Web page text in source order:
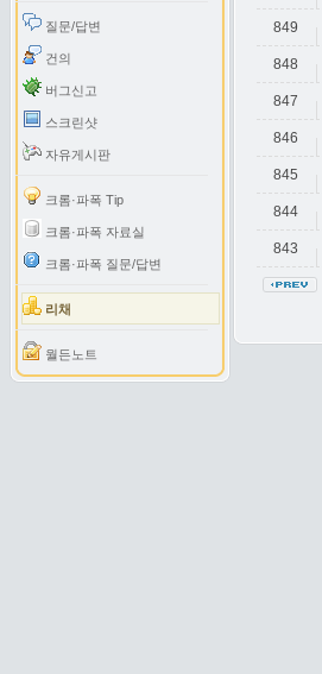
질문/답변
건의
버그신고
스크린샷
자유게시판
크롬·파폭 Tip
크롬·파폭 자료실
크롬·파폭 질문/답변
리채
월든노트
849
848
847
846
845
844
843